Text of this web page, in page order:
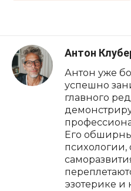
Антон
Антон уже
успешно
главного
Его
эзотерике и